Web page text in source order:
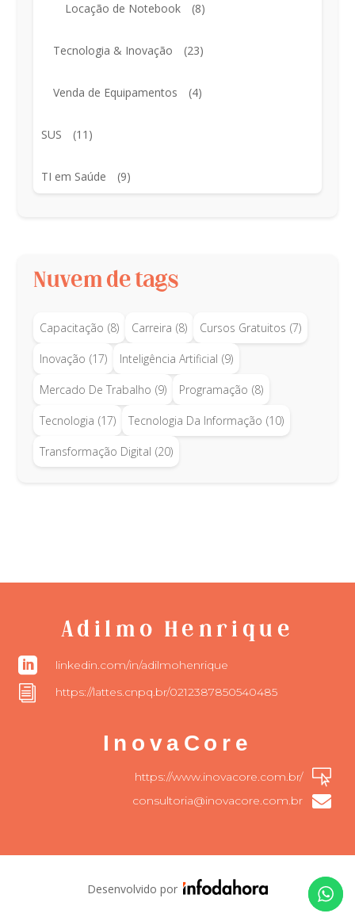
Locação de Notebook (8)
Tecnologia & Inovação (23)
Venda de Equipamentos (4)
SUS (11)
TI em Saúde (9)
Nuvem de tags
Capacitação (8) Carreira (8) Cursos Gratuitos (7)
Inovação (17) Inteligência Artificial (9)
Mercado De Trabalho (9) Programação (8)
Tecnologia (17) Tecnologia Da Informação (10)
Transformação Digital (20)
Adilmo Henrique
 linkedin.com/in/adilmohenrique
i https://lattes.cnpq.br/0212387850540485
InovaCore

https://www.inovacore.com.br/

consultoria@inovacore.com.br
Desenvolvido por